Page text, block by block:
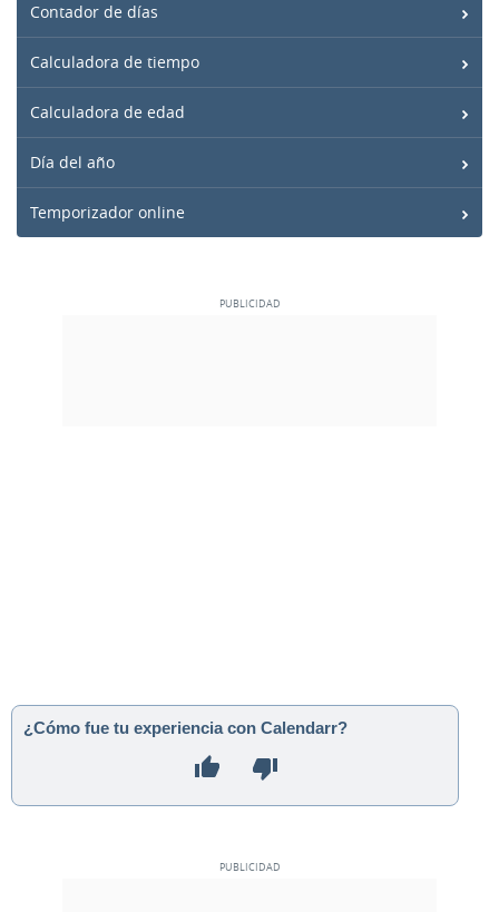
Contador de días
Calculadora de tiempo
Calculadora de edad
Día del año
Temporizador online
¿Cómo fue tu experiencia con Calendarr?